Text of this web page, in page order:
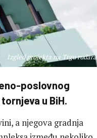
Izgled projekta na Trgu rudara
poslovnog
u BiH.
a njegova gradnja